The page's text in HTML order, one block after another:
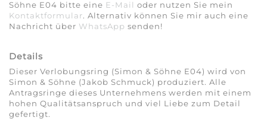
Söhne E04 bitte eine E-Mail oder nutzen Sie mein
Kontaktformular. Alternativ können Sie mir auch eine
Nachricht über WhatsApp senden!
Details
Dieser Verlobungsring (Simon & Söhne E04) wird von
Simon & Söhne (Jakob Schmuck) produziert. Alle
Antragsringe dieses Unternehmens werden mit einem
hohen Qualitätsanspruch und viel Liebe zum Detail
gefertigt.